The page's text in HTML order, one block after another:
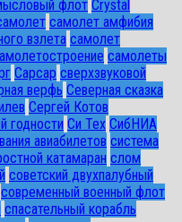
флот Сrystal
самолет амфибия
взлета самолет
самолеты
Сарсар сверхзвуковой
верфь Северная сказка
Сергей Котов
годности Си Тех СибНИА
авиабилетов система
катамаран слом
советский двухпалубный
современный военный флот
спасательный корабль